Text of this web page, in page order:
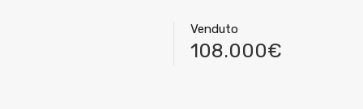
Venduto
108.000€